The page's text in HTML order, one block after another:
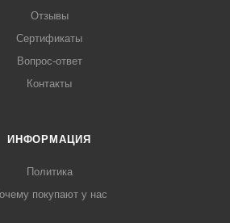
Отзывы
Сертификаты
Вопрос-ответ
Контакты
ИНФОРМАЦИЯ
Политика
покупают у нас